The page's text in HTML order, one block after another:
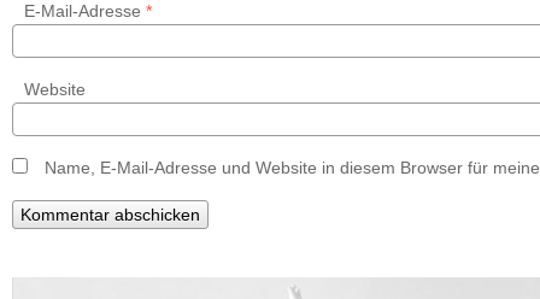
E-Mail-Adresse *
Website
Name, E-Mail-Adresse und Website in diesem Browser für